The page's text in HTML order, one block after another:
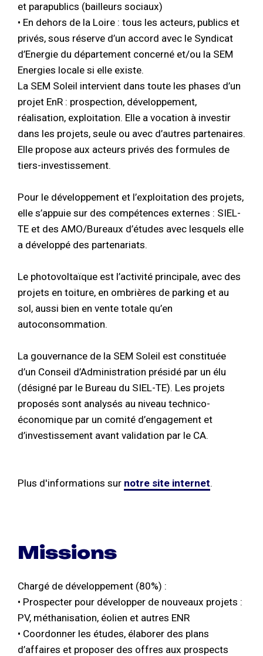
et parapublics (bailleurs sociaux)
• En dehors de la Loire : tous les acteurs, publics et
privés, sous réserve d’un accord avec le Syndicat
d’Energie du département concerné et/ou la SEM
Energies locale si elle existe.
La SEM Soleil intervient dans toute les phases d’un
projet EnR : prospection, développement,
réalisation, exploitation. Elle a vocation à investir
dans les projets, seule ou avec d’autres partenaires.
Elle propose aux acteurs privés des formules de
tiers-investissement.
Pour le développement et l’exploitation des projets,
elle s’appuie sur des compétences externes : SIEL-
TE et des AMO/Bureaux d’études avec lesquels elle
a développé des partenariats.
Le photovoltaïque est l’activité principale, avec des
projets en toiture, en ombrières de parking et au
sol, aussi bien en vente totale qu’en
autoconsommation.
La gouvernance de la SEM Soleil est constituée
d’un Conseil d’Administration présidé par un élu
(désigné par le Bureau du SIEL-TE). Les projets
proposés sont analysés au niveau technico-
économique par un comité d’engagement et
d’investissement avant validation par le CA.
Plus d'informations sur notre site internet.
Missions
Chargé de développement (80%) :
• Prospecter pour développer de nouveaux projets :
PV, méthanisation, éolien et autres ENR
• Coordonner les études, élaborer des plans
d’affaires et proposer des offres aux prospects